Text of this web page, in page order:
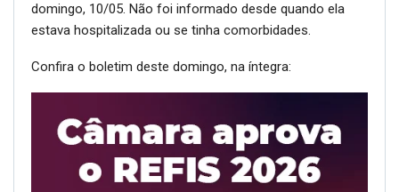
domingo, 10/05. Não foi informado desde quando ela
estava hospitalizada ou se tinha comorbidades.
Confira o boletim deste domingo, na íntegra: